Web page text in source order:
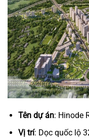
Tên dự án: Hinode
Vị trí: Dọc quốc lộ